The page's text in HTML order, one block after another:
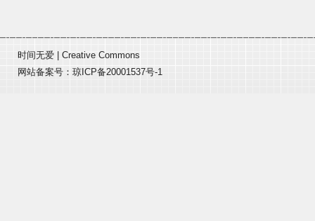
时间无爱
Creative Commons
网站备案号： 琼ICP备20001537号-1